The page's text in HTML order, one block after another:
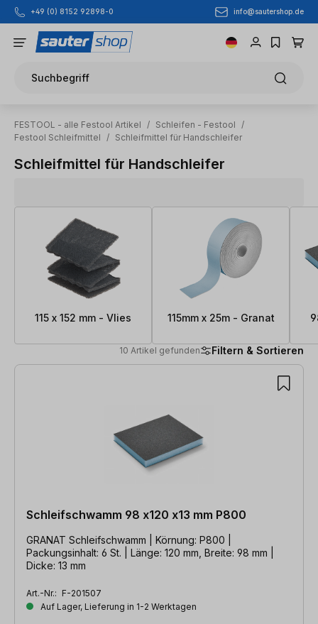
Zum Hauptinhalt springen
+49 (0) 8152 92898-0 info@sautershop.de
Suchbegriff
FESTOOL - alle Festool Artikel / Schleifen - Festool
/
Festool Schleifmittel
/ Schleifmittel für Handschleifer
Schleifmittel für Handschleifer
115 x 152 mm - Vlies 115mm x 25m - Granat
10 Artikel gefunden Filtern & Sortieren
10 Artikel gefunden
Schleifschwamm 98 x120 x13 mm P800
GRANAT Schleifschwamm | Körnung: P800 |
Packungsinhalt: 6 St. | Länge: 120 mm, Breite: 98 mm |
Dicke: 13 mm
Art.-Nr.: F-201507
Auf Lager, Lieferung in 1-2 Werktagen